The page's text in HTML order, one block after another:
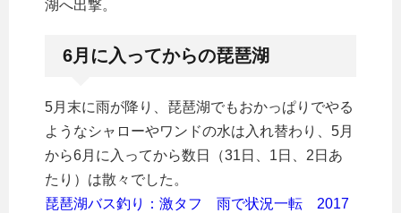
湖へ出撃。
6月に入ってからの琵琶湖
5月末に雨が降り、琵琶湖でもおかっぱりでやる
ようなシャローやワンドの水は入れ替わり、5月
から6月に入ってから数日（31日、1日、2日あ
たり）は散々でした。
琵琶湖バス釣り：激タフ 雨で状況一転 2017